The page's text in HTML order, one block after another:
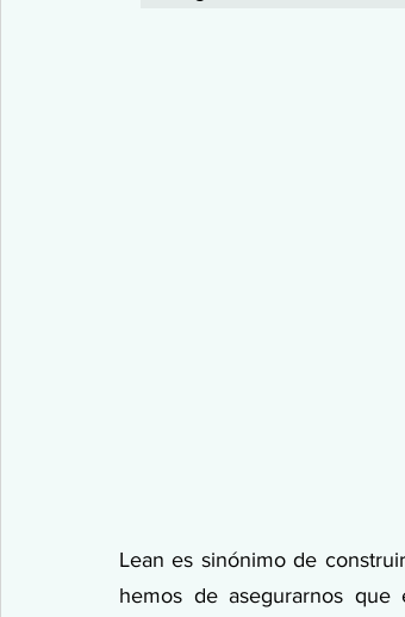
Lean es sinónimo de
hemos de asegurarnos